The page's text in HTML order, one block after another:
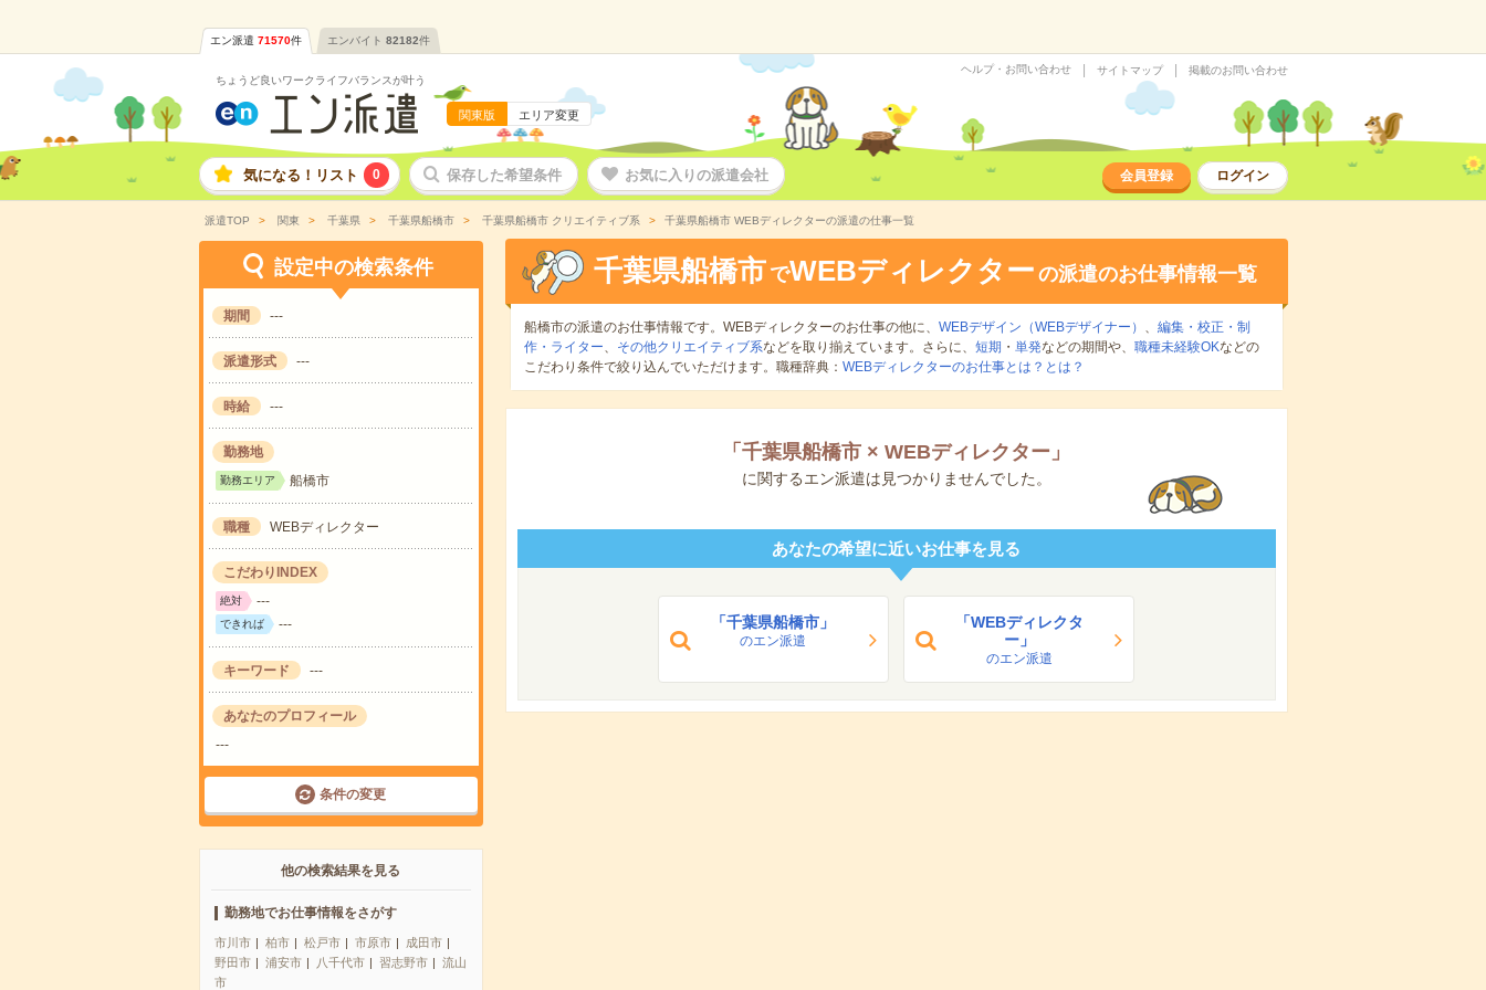
エン派遣 71570件 エンバイト 82182件
ちょうど良いワークライフバランスが叶う
関東版 エリア変更
ヘルプ・お問い合わせ サイトマップ 掲載のお問い合わせ
気になる！リスト 0 保存した希望条件 お気に入りの派遣会社 会員登録 ログイン
派遣TOP 関東 千葉県 千葉県船橋市 千葉県船橋市 クリエイティブ系 千葉県船橋市 WEBディレクターの派遣の仕事一覧
設定中の検索条件
期間 ---
派遣形式 ---
時給 ---
勤務地
勤務エリア 船橋市
職種 WEBディレクター
こだわりINDEX
絶対 ---
できれば ---
キーワード ---
あなたのプロフィール
---
条件の変更
他の検索結果を見る
勤務地でお仕事情報をさがす
市川市 柏市 松戸市 市原市
成田市
野田市
浦安市 八千代市 習志野市
流山
市
千葉県船橋市 でWEBディレクター の派遣のお仕事情報一覧
船橋市の派遣のお仕事情報です。WEBディレクターのお仕事の他に、 WEBデザイン（WEBデザイナー） 、 編集・校正・制
作・ライター、 その他クリエイティブ系などを取り揃えています。さらに、 短期 ・ 単発などの期間や、 職種未経験OKなどの
こだわり条件で絞り込んでいただけます。職種辞典： WEBディレクターのお仕事とは？とは？
「 千葉県船橋市 × WEBディレクター 」
に関するエン派遣は見つかりませんでした。
あなたの希望に近いお仕事を見る
「千葉県船橋市」
のエン派遣
「WEBディレクタ
ー」
のエン派遣